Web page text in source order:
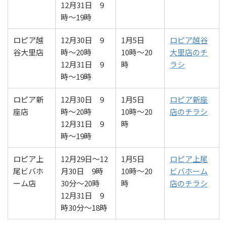
12月31日 9
時～19時
ロピア越
谷大里店
12月30日 9
時～20時
12月31日 9
時～19時
1月5日
10時～20
時
ロピア越谷
大里店のチ
ラシ
ロピア新
座店
12月30日 9
時～20時
12月31日 9
時～19時
1月5日
10時～20
時
ロピア新座
店のチラシ
ロピア上
尾ビバホ
ーム店
12月29日～12
月30日 9時
30分～20時
12月31日 9
時30分～18時
1月5日
10時～20
時
ロピア上尾
ビバホーム
店のチラシ